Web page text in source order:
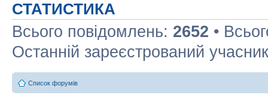
СТАТИСТИКА
Всього повідомлень: 2652 •
Останній зареєстрований
Список форумів